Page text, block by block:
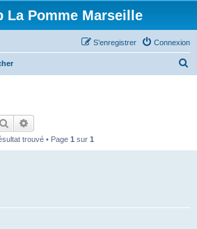
La Pomme Marseille
Connexion
S’enregistrer
Rechercher
trouvé • Page 1 sur 1